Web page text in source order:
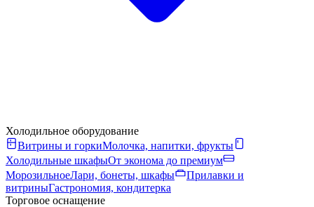
Холодильное оборудование
Витрины и горкиМолочка, напитки, фрукты
Холодильные шкафыОт эконома до премиум
МорозильноеЛари, бонеты, шкафы
Прилавки и
витриныГастрономия, кондитерка
Торговое оснащение